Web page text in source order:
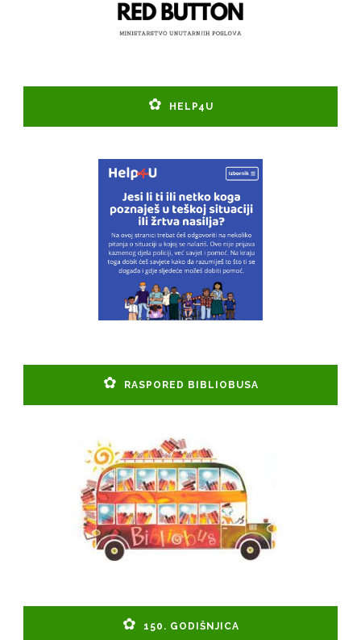
HELP4U
RASPORED BIBLIOBUSA
150. GODIŠNJICA